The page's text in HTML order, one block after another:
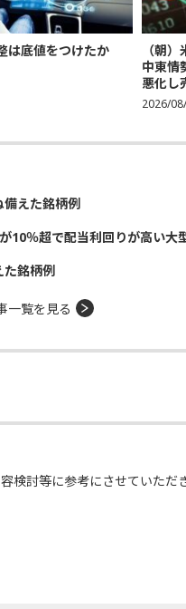
は底値をつけたか
（朝
中東情
悪化し
2026/
備えた銘柄例
10％超で配当利回りが高い大
た銘柄例
一覧を見る
検討等に参考にさせていただき